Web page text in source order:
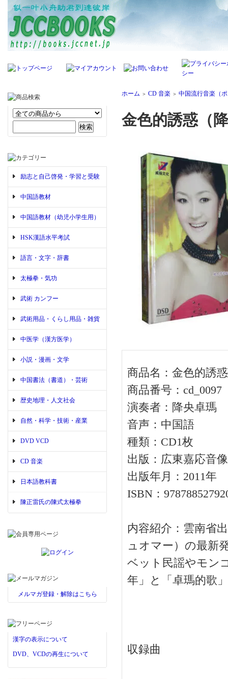
励志と自己啓発・学習と受験
中国語教材
中国語教材（幼児小学生用）
HSK漢語水平考試
語言・文字・辞書
太極拳・気功
武術 カンフー
武術用品・くらし用品・雑貨
中医学（漢方医学）
小説・漫画・文学
中国書法（書道）・芸術
歴史地理・人文社会
自然・科学・技術・産業
DVD VCD
CD 音楽
日本語教科書
陳正雷氏の陳式太極拳
メルマガ登録・解除はこちら
漢字の表示について
DVD、VCDの再生について
ホーム ＞ CD 音楽 ＞ 中国流行音楽（
金色的誘惑（
商品名：金色的誘
商品番号：cd_0097
演奏者：降央卓瑪
音声：中国語
種類：CD1枚
出版：広東嘉応音
出版年月：2011年
ISBN：
内容紹介：雲南省
ュオマー）の最新
ベット民謡やモン
年」と「卓瑪的歌
収録曲